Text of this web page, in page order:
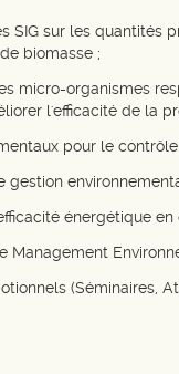
SIG sur les
biomasse ;
micro-organismes
l'efficacité de la
pour le
énergétique
(Séminaires,